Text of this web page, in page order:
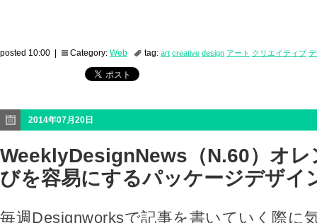
posted 10:00 | Category: Web tag: art creative design アート クリエイティブ
2014年07月20日
WeeklyDesignNews（N.60）オレ
びを容易にするパッケージデザイ
毎週Designworksで記事を書いていく際に